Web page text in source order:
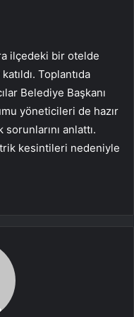
ilçedeki bir otelde
Toplantıda
Belediye Başkanı
yöneticileri de hazır
anlattı.
kesintileri nedeniyle